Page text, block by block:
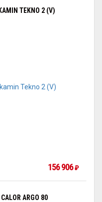
TEKNO 2 (V)
156 906₽
ARGO 80